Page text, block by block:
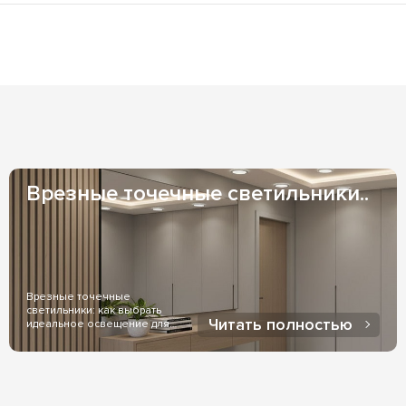
свечения самостоятельно.
3 дня и зависят от Вашего местоположения. Если же
Врезные точечные светильники..
Врезные точечные
светильники: как выбрать
идеальное освещение для
Читать полностью